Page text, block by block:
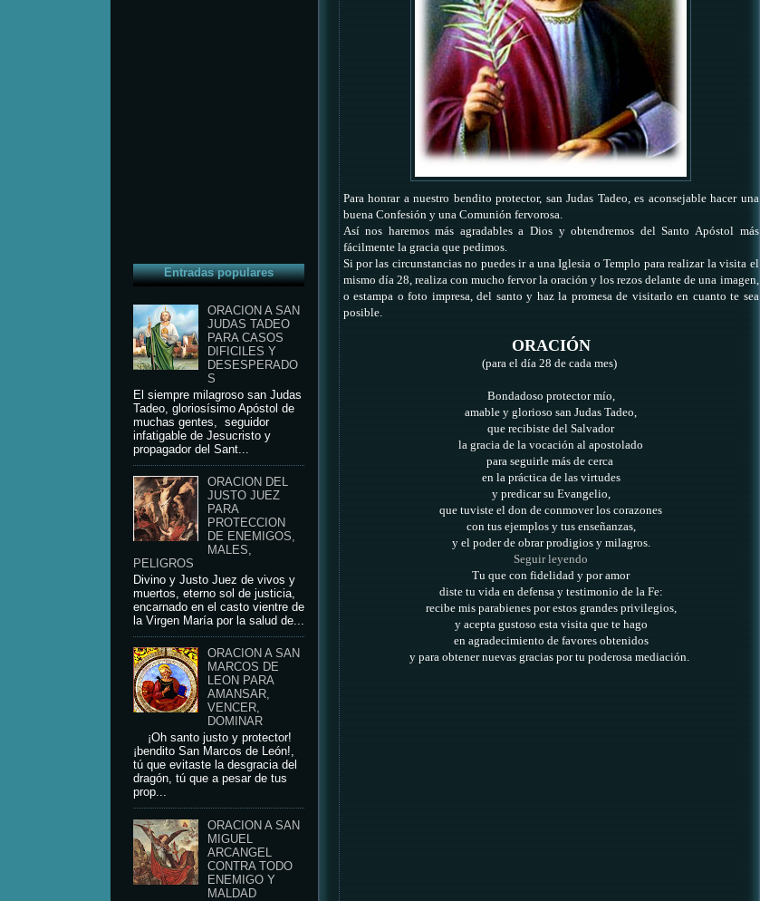
Entradas populares
ORACION A SAN
JUDAS TADEO
PARA CASOS
DIFICILES Y
DESESPERADO
S
El siempre milagroso san Judas
Tadeo, gloriosísimo Apóstol de
muchas gentes, seguidor
infatigable de Jesucristo y
propagador del Sant...
ORACION DEL
JUSTO JUEZ
PARA
PROTECCION
DE ENEMIGOS,
MALES,
PELIGROS
Divino y Justo Juez de vivos y
muertos, eterno sol de justicia,
encarnado en el casto vientre de
la Virgen María por la salud de...
ORACION A SAN
MARCOS DE
LEON PARA
AMANSAR,
VENCER,
DOMINAR
¡Oh santo justo y protector!
¡bendito San Marcos de León!,
tú que evitaste la desgracia del
dragón, tú que a pesar de tus
prop...
ORACION A SAN
MIGUEL
ARCANGEL
CONTRA TODO
ENEMIGO Y
MALDAD
Para honrar a nuestro bendito protector, san Judas Tadeo, es aconsejable hacer una
buena Confesión y una Comunión fervorosa.
Así nos haremos más agradables a Dios y obtendremos del Santo Apóstol más
fácilmente la gracia que pedimos.
Si por las circunstancias no puedes ir a una Iglesia o Templo para realizar la visita el
mismo día 28, realiza con mucho fervor la oración y los rezos delante de una imagen,
o estampa o foto impresa, del santo y haz la promesa de visitarlo en cuanto te sea
posible.
ORACIÓN
(para el día 28 de cada mes)
Bondadoso protector mío,
amable y glorioso san Judas Tadeo,
que recibiste del Salvador
la gracia de la vocación al apostolado
para seguirle más de cerca
en la práctica de las virtudes
y predicar su Evangelio,
que tuviste el don de conmover los corazones
con tus ejemplos y tus enseñanzas,
y el poder de obrar prodigios y milagros.
Seguir leyendo
Tu que con fidelidad y por amor
diste tu vida en defensa y testimonio de la Fe:
recibe mis parabienes por estos grandes privilegios,
y acepta gustoso esta visita que te hago
en agradecimiento de favores obtenidos
y para obtener nuevas gracias por tu poderosa mediación.